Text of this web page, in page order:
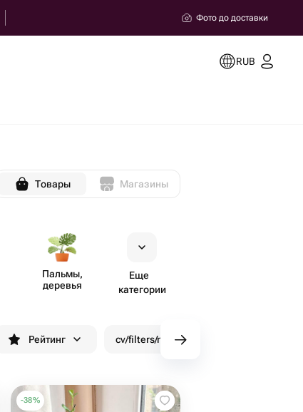
Фото до доставки
RUB
Товары Магазины
Пальмы,
деревья
Еще
категории
Рейтинг cv/filters/name_fast_delivery
-38%